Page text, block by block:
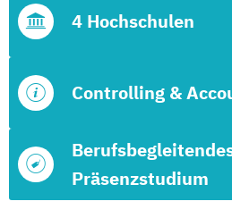
Präsenzstudium
Controlling &
4 Hochschulen